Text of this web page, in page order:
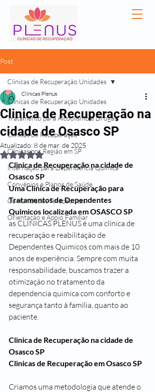
Post
Clinicas de Recuperação Unidades
Tratamento para Alcoolismo e Drogas
Clínicas de Recuperação
Clínicas por Região em SP
Internação para Dependência Química
Convênios e Planos de Saúde
Comunidades Terapêuticas
Orientação e Apoio Familiar
Clinicas de Recuperação Unidades
Clinica de Recuperação na
cidade de Osasco SP
Clínicas Plenus
Atualizado:8 de mar. de 2025
Avaliado com NaN de 5 estrelas.
Clinica de Recuperação na cidade de
Osasco SP
Uma Clinica de Recuperação para
Tratamentos de Dependentes
Quimicos localizada em OSASCO SP
as CLINICAS PLENUS é uma clínica de
recuperação e reabilitação de
Dependentes Quimicos com mais de 10
anos de experiência. Sempre com muita
responsabilidade, buscamos trazer a
otimização no tratamento da
dependencia quimica com conforto e
segurança tanto à família, quanto ao
paciente.
Clinica de Recuperação na cidade de
Osasco SP
Clinicas de Recuperação em Osasco SP
Criamos uma metodologia que atende o